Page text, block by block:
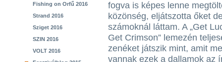
Fishing on Orfű 2016
Strand 2016
Sziget 2016
SZIN 2016
VOLT 2016
fogva is képes lenne
közönség, eljátszotta őket
számoknál láttam. A „Get
Get Crimson” lemezén
zenéket játszik mint, amit
vannak ezek a dallamok az